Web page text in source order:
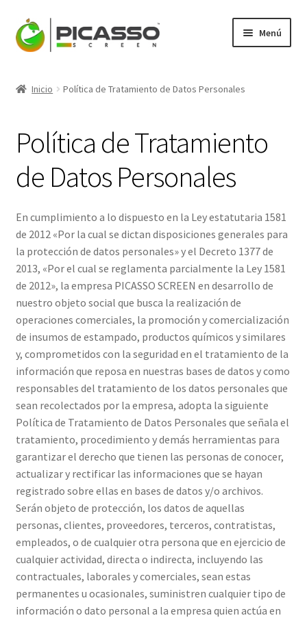
Ir
a
Ir
al
Menú
Mi Cuenta
Blog
Contacto
Inicio Política de Tratamiento de Datos Personales
Política de Tratamiento
de Datos Personales
En cumplimiento a lo dispuesto en la Ley estatutaria 1581
de 2012 «Por la cual se dictan disposiciones generales para
la protección de datos personales» y el Decreto 1377 de
2013, «Por el cual se reglamenta parcialmente la Ley 1581
de 2012», la empresa PICASSO SCREEN en desarrollo de
nuestro objeto social que busca la realización de
operaciones comerciales, la promoción y comercialización
de insumos de estampado, productos químicos y similares
y, comprometidos con la seguridad en el tratamiento de la
información que reposa en nuestras bases de datos y como
responsables del tratamiento de los datos personales que
sean recolectados por la empresa, adopta la siguiente
Política de Tratamiento de Datos Personales que señala el
tratamiento, procedimiento y demás herramientas para
garantizar el derecho que tienen las personas de conocer,
actualizar y rectificar las informaciones que se hayan
registrado sobre ellas en bases de datos y/o archivos.
Serán objeto de protección, los datos de aquellas
personas, clientes, proveedores, terceros, contratistas,
empleados, o de cualquier otra persona que en ejercicio de
cualquier actividad, directa o indirecta, incluyendo las
contractuales, laborales y comerciales, sean estas
permanentes u ocasionales, suministren cualquier tipo de
información o dato personal a la empresa quien actúa en